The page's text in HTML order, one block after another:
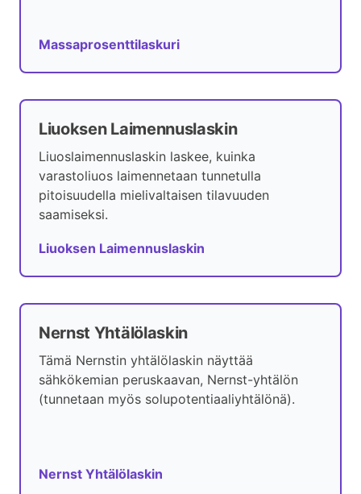
Massaprosenttilaskuri
Liuoksen Laimennuslaskin
Liuoslaimennuslaskin laskee, kuinka
varastoliuos laimennetaan tunnetulla
pitoisuudella mielivaltaisen tilavuuden
saamiseksi.
Liuoksen Laimennuslaskin
Nernst Yhtälölaskin
Tämä Nernstin yhtälölaskin näyttää
sähkökemian peruskaavan, Nernst-yhtälön
(tunnetaan myös solupotentiaaliyhtälönä).
Nernst Yhtälölaskin